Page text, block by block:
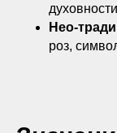
Нео-
роз,